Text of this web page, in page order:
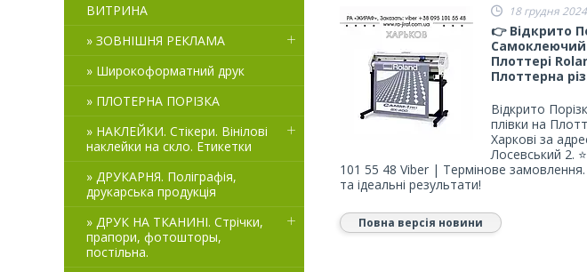
18 грудня 2024
👉 Відкрито
Плоттері
Плоттерна
Відкрито
плівки на
Харкові за
Лосевський 2.
101 55 48 Viber | Термінове замовлення.
та ідеальні результати!
Повна версія новини
ВИТРИНА
» ЗОВНІШНЯ РЕКЛАМА
» Широкоформатний друк
» ПЛОТЕРНА ПОРІЗКА
» НАКЛЕЙКИ. Стікери. Вінілові
наклейки на скло. Етикетки
» ДРУКАРНЯ. Поліграфія,
друкарська продукція
» ДРУК НА ТКАНИНІ. Стрічки,
прапори, фотошторы,
постільна.